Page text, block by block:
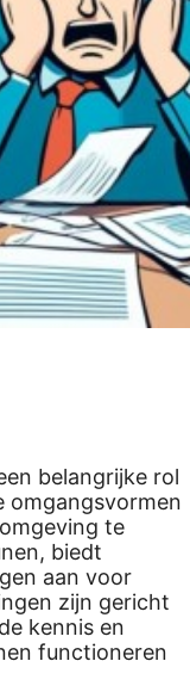
belangrijke rol
omgangsvormen
te
biedt
aan voor
zijn gericht
kennis en
functioneren